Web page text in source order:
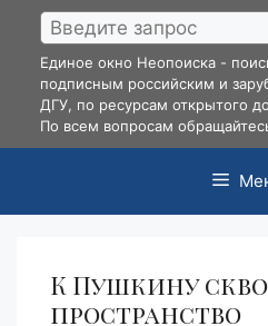
Перейти
содержимому
Единое окно Неопоиска -
подписным российским и
ДГУ, по ресурсам открытого
По всем вопросам
К Пушкину
пространство